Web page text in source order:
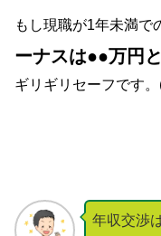
もし現職が1年未満で
ーナスは●●万円
ギリギリセーフです
年収交渉